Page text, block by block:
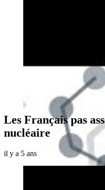
Les Français pas
nucléaire
il y a 5 ans